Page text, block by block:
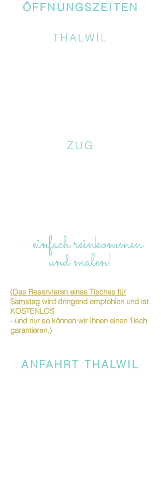
ÖFFNUNGSZEITEN
THALWIL
ZUG
… einfach reinkommen
und malen!
(Das Reservieren eines Tisches für
Samstag wird dringend empfohlen und ist
KOSTENLOS
- und nur so können wir Ihnen einen Tisch
garantieren.)
ANFAHRT THALWIL